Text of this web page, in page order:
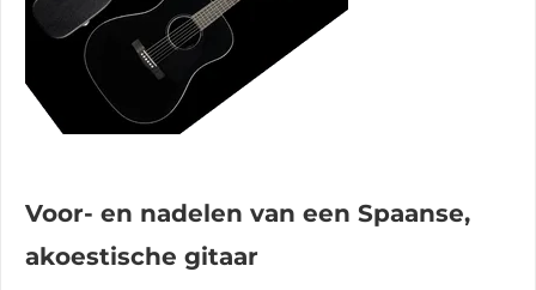
Voor- en nadelen van een Spaanse,
akoestische gitaar